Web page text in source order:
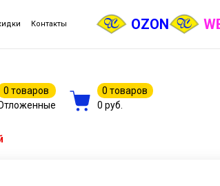
Контакты OZON
0 товаров
0 товаров
0 руб.